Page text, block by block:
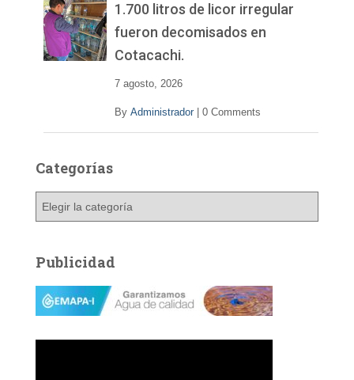
1.700 litros de licor irregular
fueron decomisados en
Cotacachi.
7 agosto, 2026
By Administrador 0 Comments
Categorías
g
o
a
Publicidad